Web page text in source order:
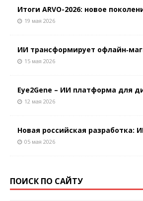
Итоги ARVO-2026: новое
19 мая 2026
ИИ трансформирует
15 мая 2026
Eye2Gene – ИИ платформа для
12 мая 2026
Новая российская разработка:
05 мая 2026
ПОИСК ПО САЙТУ